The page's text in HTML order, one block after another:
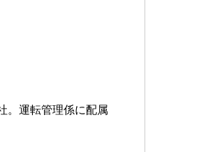
。運転管理係に配属